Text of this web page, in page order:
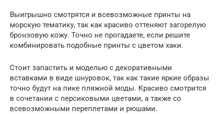
Выигрышно смотрятся и всевозможные принты на
морскую тематику, так как красиво оттеняют загорелую
бронзовую кожу. Точно не прогадаете, если решите
комбинировать подобные принты с цветом хаки.
Стоит запастить и моделью с декоративными
вставками в виде шнуровок, так как такие яркие образы
точно будут на пике пляжной моды. Красиво смотрится
в сочетании с персиковыми цветами, а также со
всевозможными переплетами и рюшами.